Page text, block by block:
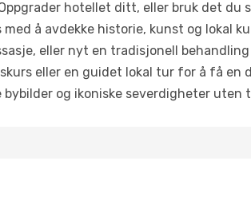
hotellet ditt, eller bruk det du
å avdekke historie, kunst og lokal
eller nyt en tradisjonell
eller en guidet lokal tur for å få en
bybilder og ikoniske severdigheter uten